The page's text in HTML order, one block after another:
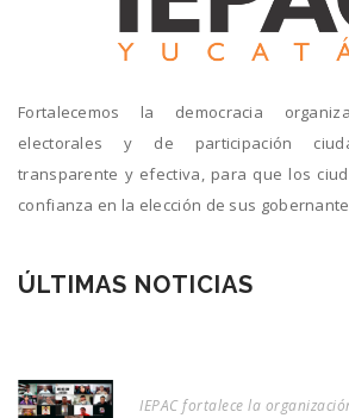
Fortalecemos la democracia
electorales y de participación
transparente y efectiva, para que los
confianza en la elección de sus
ÚLTIMAS NOTICIAS
IEPAC fortalece la